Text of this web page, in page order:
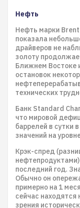
Нефть
Нефть марки
показала
драйверов не
золоту
Ближнем Востоке
остановок
технических
Банк Standard
что мировой
баррелей в сутки
значений на
Крэк-спред
последний год.
Обычно он
примерно на 1
сейчас находятся
зрения